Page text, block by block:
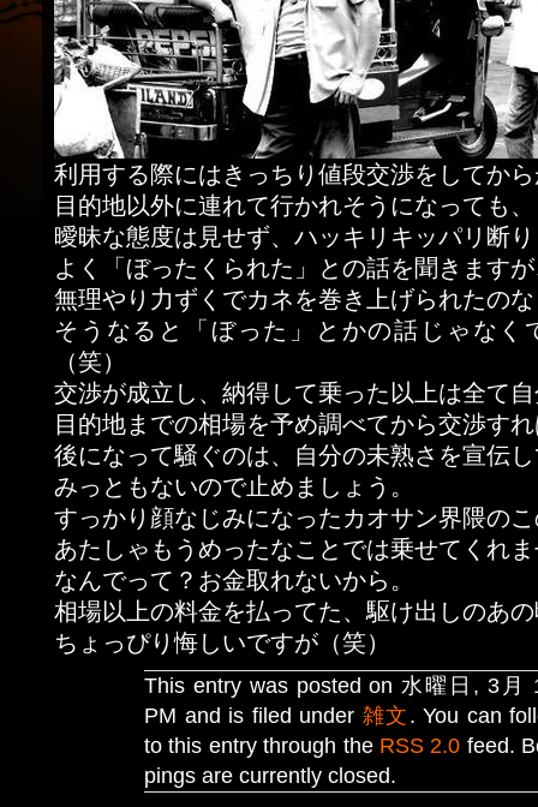
利用する際にはきっちり値段交渉をしてか
目的地以外に連れて行かれそうになっても、
曖昧な態度は見せず、ハッキリキッパリ断
よく「ぼったくられた」との話を聞きます
無理やり力ずくでカネを巻き上げられたの
そうなると「ぼった」とかの話じゃなく
（笑）
交渉が成立し、納得して乗った以上は全て
目的地までの相場を予め調べてから交渉す
後になって騒ぐのは、自分の未熟さを宣伝
みっともないので止めましょう。
すっかり顔なじみになったカオサン界隈の
あたしゃもうめったなことでは乗せてくれ
なんでって？お金取れないから。
相場以上の料金を払ってた、駆け出しのあ
ちょっぴり悔しいですが（笑）
This entry was posted on 水曜日, 3月
PM and is filed under 雑文 . You can
to this entry through the RSS 2.0 feed.
pings are currently closed.